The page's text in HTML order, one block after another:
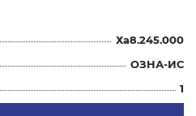
Ха8.245.000
ОЗНА-ИС
1